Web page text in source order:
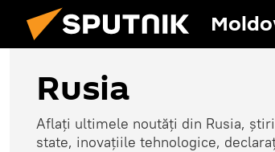
Rusia
Aflați ultimele noutăți din Rusia,
state, inovațiile tehnologice,